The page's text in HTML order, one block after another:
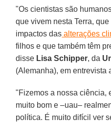
"Os cientistas são
que vivem nesta Terra,
impactos das alterações
filhos e que também têm
disse Lisa Schipper, da
(Alemanha), em entrevista
"Fizemos a nossa ciência,
muito bom e –uau–
política. É muito difícil ver